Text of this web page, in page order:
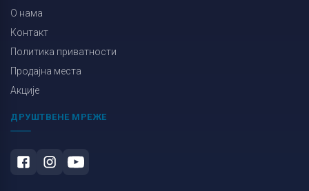
О нама
Контакт
Политика приватности
Продајна места
Акције
ДРУШТВЕНЕ МРЕЖЕ